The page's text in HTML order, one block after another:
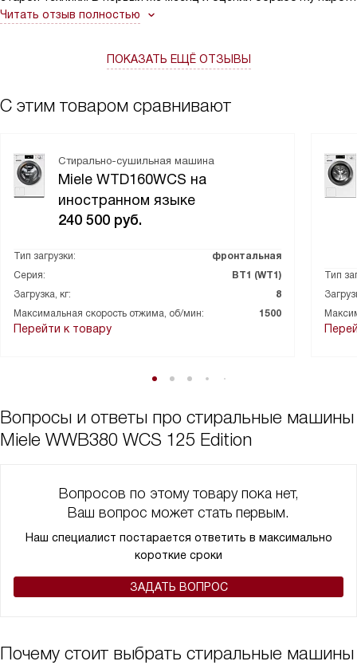
— рубашки реально легче разглаживать после стирки, глажка
AddLoad стала постоянным помощником: пару раз забывал
постиралось за один цикл!
для спортивной формы — экономия времени заметна, и вещи
выходят свежее. Капсулы CapDosing пробовал на деликатных
вещах — удобство подмешивания нужной дозы очень кстати,
особенно для свитеров супруги! Индикатор расхода воды
помог понять, когда стоит выбирать короткие циклы, чтобы
Был один случай, когда встал страх перед подтеканием из-за
старой истории с соседями внизу. Система защиты от
протечек дала спокойствие: я уверен, что неприятных
сюрпризов не будет! Установка в колонну и возможность
рутинные задачи! Каждый раз, когда запускаю быстрый цикл и
вижу, как аккуратно обрабатываются вещи, появляется
Читать отзыв полностью
ПОКАЗАТЬ ЕЩЁ ОТЗЫВЫ
С этим товаром сравнивают
Стирально-сушильная машина
Miele WTD160WCS на
иностранном языке
240 500 руб.
Тип загрузки:
фронтальная
Серия:
ВТ1 (WT1)
Загрузка, кг:
8
Максимальная скорость отжима, об/мин:
1500
Перейти к товару
Тип
Вопросы и ответы про стиральные машины
Miele WWB380 WCS 125 Edition
Вопросов по этому товару пока нет,
Ваш вопрос может стать первым.
Наш специалист постарается ответить в максимально
короткие сроки
ЗАДАТЬ ВОПРОС
Почему стоит выбрать стиральные машины